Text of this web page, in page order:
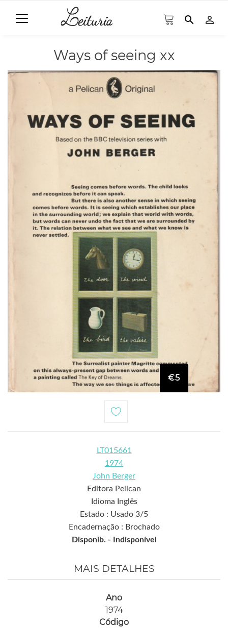
search person_outline
Ways of seeing xx
€5
LT015661
1974
John Berger
Editora Pelican
Idioma Inglês
Estado : Usado 3/5
Encadernação : Brochado
Disponib. -
Indisponível
MAIS DETALHES
Ano
1974
Código